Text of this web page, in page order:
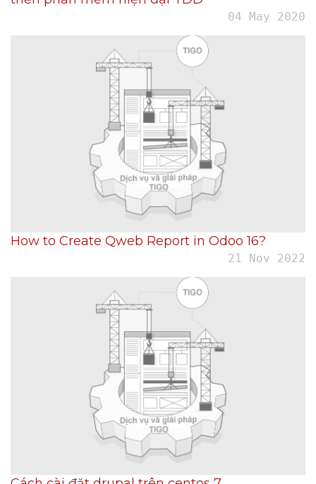
04 May 2020
How to Create Qweb Report in Odoo 16?
21 Nov 2022